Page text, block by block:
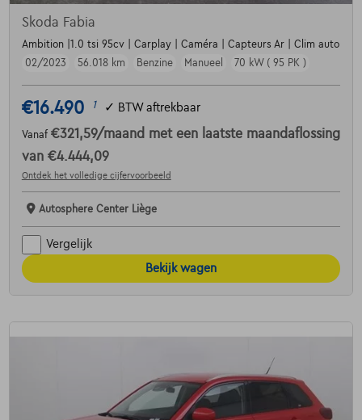
Skoda Fabia
Ambition |1.0 tsi 95cv | Carplay | Caméra | Capteurs Ar | Clim auto
02/2023
56.018 km Benzine Manueel 70 kW ( 95 PK )
€16.490 1 ✓ BTW aftrekbaar
Vanaf €321,59/maand met een laatste maandaflossing
van €4.444,09
Ontdek het volledige cijfervoorbeeld
Autosphere Center Liège
Vergelijk
Bekijk wagen